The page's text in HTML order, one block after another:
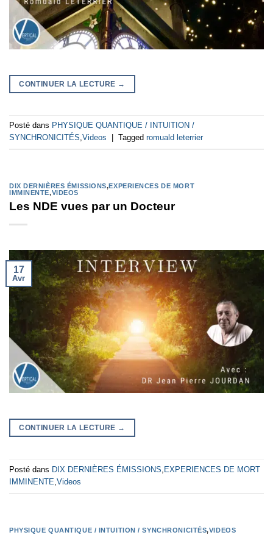
CONTINUER LA LECTURE →
Posté dans PHYSIQUE QUANTIQUE / INTUITION /
SYNCHRONICITÉS Videos Tagged romuald leterrier
DIX DERNIÈRES ÉMISSIONS,EXPERIENCES DE MORT
IMMINENTE,VIDEOS
Les NDE vues par un Docteur
17
Avr
CONTINUER LA LECTURE →
Posté dans DIX DERNIÈRES ÉMISSIONS EXPERIENCES DE MORT
IMMINENTE Videos
PHYSIQUE QUANTIQUE / INTUITION / SYNCHRONICITÉS,VIDEOS